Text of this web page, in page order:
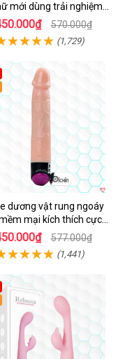
mới dùng trải nghiệm
thật
570.000₫
(1,729)
dương vật rung ngoáy
mại kích thích cực
mạnh577.000₫
(1,441)